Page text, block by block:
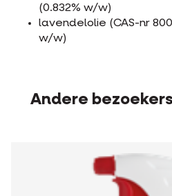
(0.832% w/w)
lavendelolie (CAS-nr
w/w)
Andere